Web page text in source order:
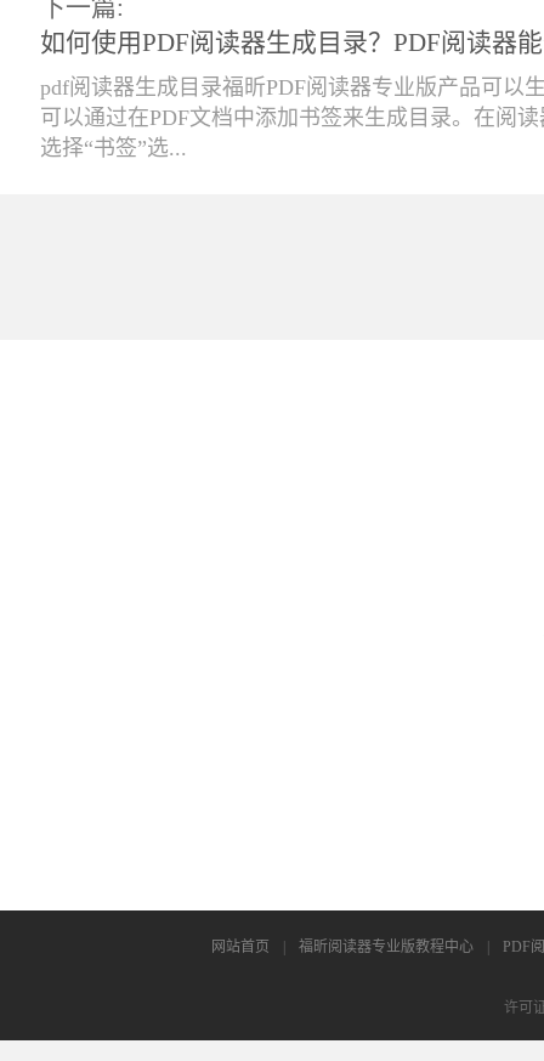
下一篇:
如何使用PDF阅读器生成目录？PDF阅读器
pdf阅读器生成目录福昕PDF阅读器专业版产品可以
可以通过在PDF文档中添加书签来生成目录。在阅
选择“书签”选...
网站首页 福昕阅读器专业版教程中心 PDF
许可